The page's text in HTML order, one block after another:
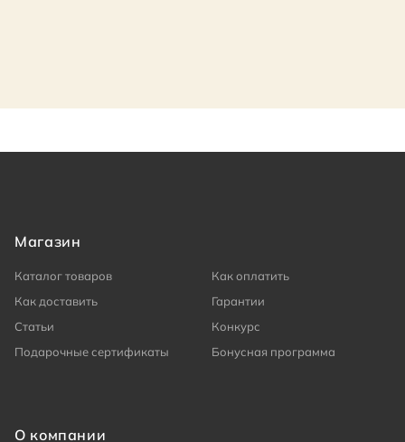
Магазин
Каталог товаров
Как оплатить
Как доставить
Гарантии
Статьи
Конкурс
Подарочные сертификаты
Бонусная программа
О компании